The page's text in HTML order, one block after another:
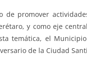
p
p
n
k
m
de promover
y como eje
temática, el
de la Ciudad